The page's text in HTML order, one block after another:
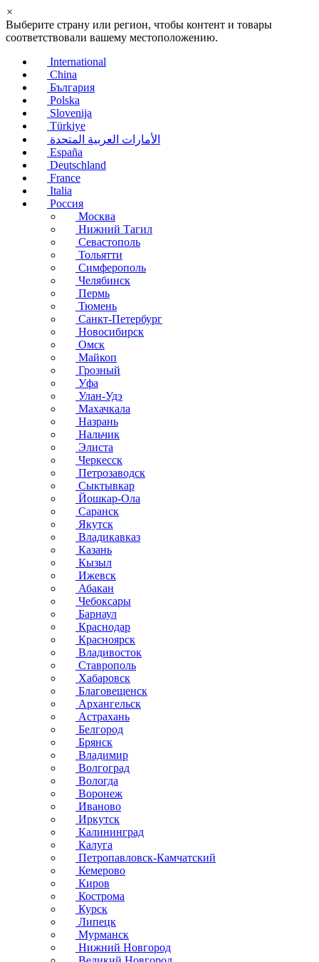
×
Выберите страну или регион, чтобы контент и товары
соответствовали вашему местоположению.
International
China
България
Polska
Slovenija
Türkiye
الأمارات العربية المتحدة
España
Deutschland
France
Italia
Россия
Москва
Нижний Тагил
Севастополь
Тольятти
Симферополь
Челябинск
Пермь
Тюмень
Санкт-Петербург
Новосибирск
Омск
Майкоп
Грозный
Уфа
Улан-Удэ
Махачкала
Назрань
Нальчик
Элиста
Черкесск
Петрозаводск
Сыктывкар
Йошкар-Ола
Саранск
Якутск
Владикавказ
Казань
Кызыл
Ижевск
Абакан
Чебоксары
Барнаул
Краснодар
Красноярск
Владивосток
Ставрополь
Хабаровск
Благовещенск
Архангельск
Астрахань
Белгород
Брянск
Владимир
Волгоград
Вологда
Воронеж
Иваново
Иркутск
Калининград
Калуга
Петропавловск-Камчатский
Кемерово
Киров
Кострома
Курск
Липецк
Мурманск
Нижний Новгород